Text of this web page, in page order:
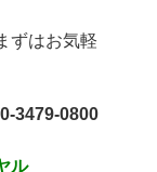
ずはお気軽
3479-0800
ル